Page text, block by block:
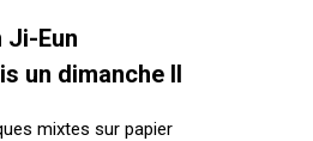
Ji-Eun
un dimanche II
mixtes sur papier